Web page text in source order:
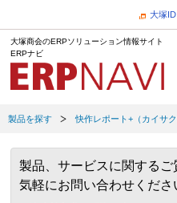
大塚
大塚商会のERPソリューション情報サイト
ERPナビ
製品を探す 快作レポート+（カイサ
製品、サービスに関する
気軽にお問い合わせくださ